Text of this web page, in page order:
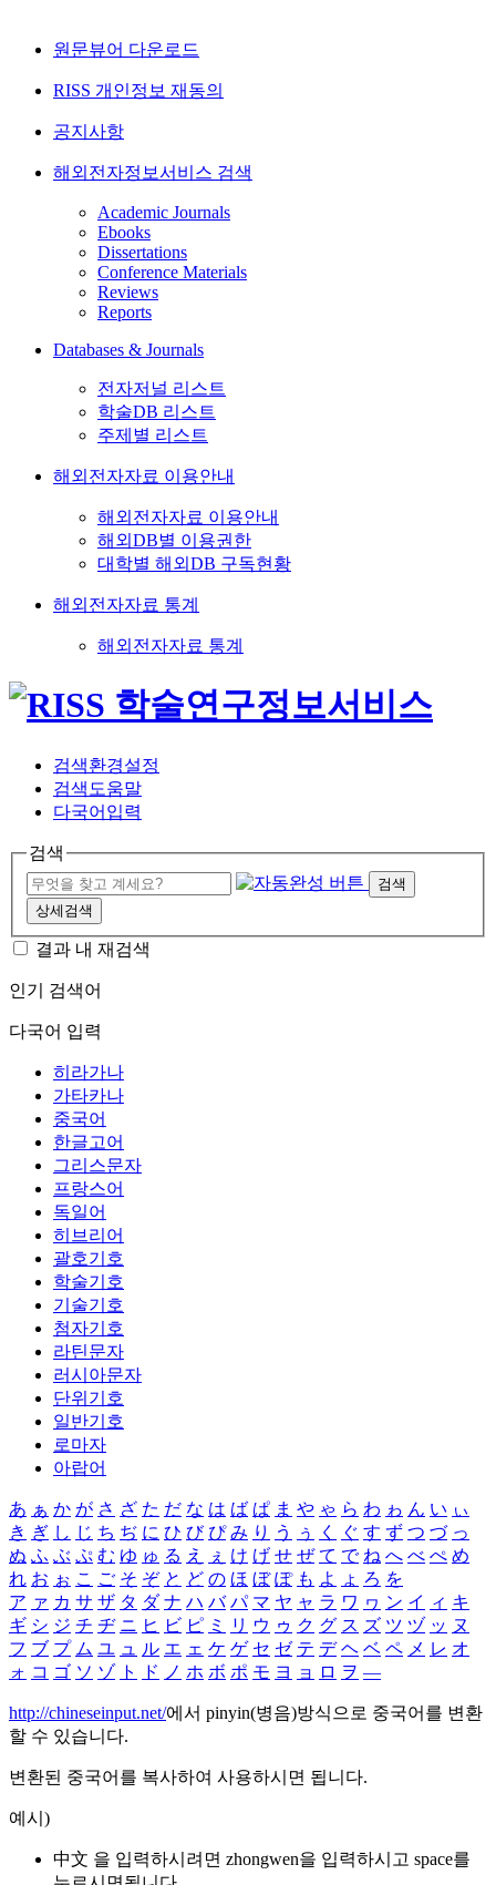
원문뷰어 다운로드
RISS 개인정보 재동의
공지사항
해외전자정보서비스 검색
Academic Journals
Ebooks
Dissertations
Conference Materials
Reviews
Reports
Databases & Journals
전자저널 리스트
학술DB 리스트
주제별 리스트
해외전자자료 이용안내
해외전자자료 이용안내
해외DB별 이용권한
대학별 해외DB 구독현황
해외전자자료 통계
해외전자자료 통계
검색환경설정
검색도움말
다국어입력
검색
검색
상세검색
결과 내 재검색
인기 검색어
다국어 입력
히라가나
가타카나
중국어
한글고어
그리스문자
프랑스어
독일어
히브리어
괄호기호
학술기호
기술기호
첨자기호
라틴문자
러시아문자
단위기호
일반기호
로마자
아랍어
あ ぁ か が さ ざ た だ な は ば ぱ ま や ゃ ら わ ゎ ん い ぃ
き ぎ し じ ち ぢ に ひ び ぴ み り う ぅ く ぐ す ず つ づ っ
ぬ ふ ぶ ぷ む ゆ ゅ る え ぇ け げ せ ぜ て で ね へ べ ぺ め
れ お ぉ こ ご そ ぞ と ど の ほ ぼ ぽ も よ ょ ろ を
ア ァ カ サ ザ タ ダ ナ ハ バ パ マ ヤ ャ ラ ワ ヮ ン イ ィ キ
ギ シ ジ チ ヂ ニ ヒ ビ ピ ミ リ ウ ゥ ク グ ス ズ ツ ヅ ッ ヌ
フ ブ プ ム ユ ュ ル エ ェ ケ ゲ セ ゼ テ デ ヘ ベ ペ メ レ オ
ォ コ ゴ ソ ゾ ト ド ノ ホ ボ ポ モ ヨ ョ ロ ヲ ―
http://chineseinput.net/에서 pinyin(병음)방식으로 중국어를 변환
할 수 있습니다.
변환된 중국어를 복사하여 사용하시면 됩니다.
예시)
中文 을 입력하시려면 zhongwen을 입력하시고 space를